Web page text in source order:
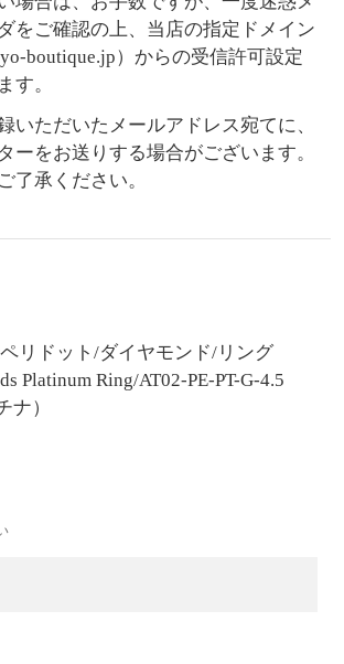
をご確認の上、当店の指定ドメイン
boutique.jp）からの受信許可設定
す。
いただいたメールアドレス宛てに、
ーをお送りする場合がございます。
了承ください。
リドット/ダイヤモンド/リング
Platinum Ring/AT02-PE-PT-G-4.5
ナ）